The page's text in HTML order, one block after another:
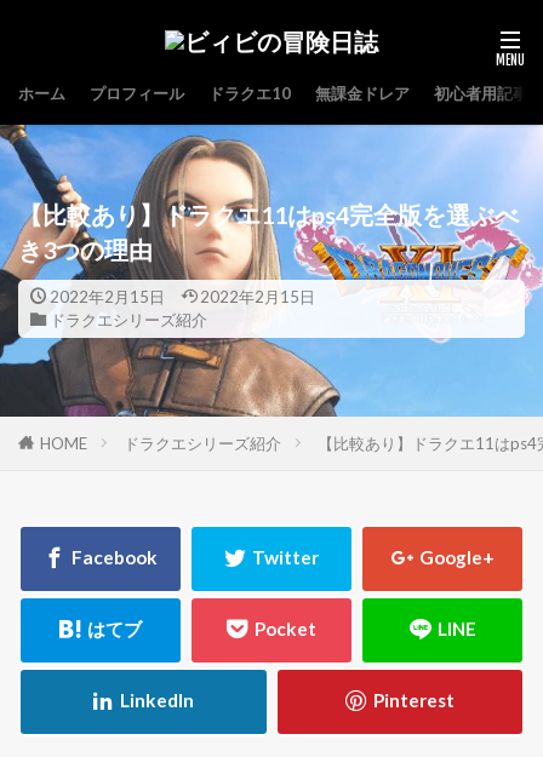
ホーム プロフィール ドラクエ10 無課金ドレア 初心者用記事
【比較あり】ドラクエ11はps4完全版を選ぶべ
き3つの理由
2022年2月15日
2022年2月15日
ドラクエシリーズ紹介
HOME ドラクエシリーズ紹介 【比較あり】ドラクエ11は